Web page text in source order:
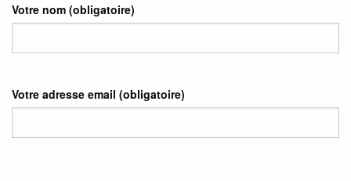
Votre nom (obligatoire)
Votre adresse email (obligatoire)